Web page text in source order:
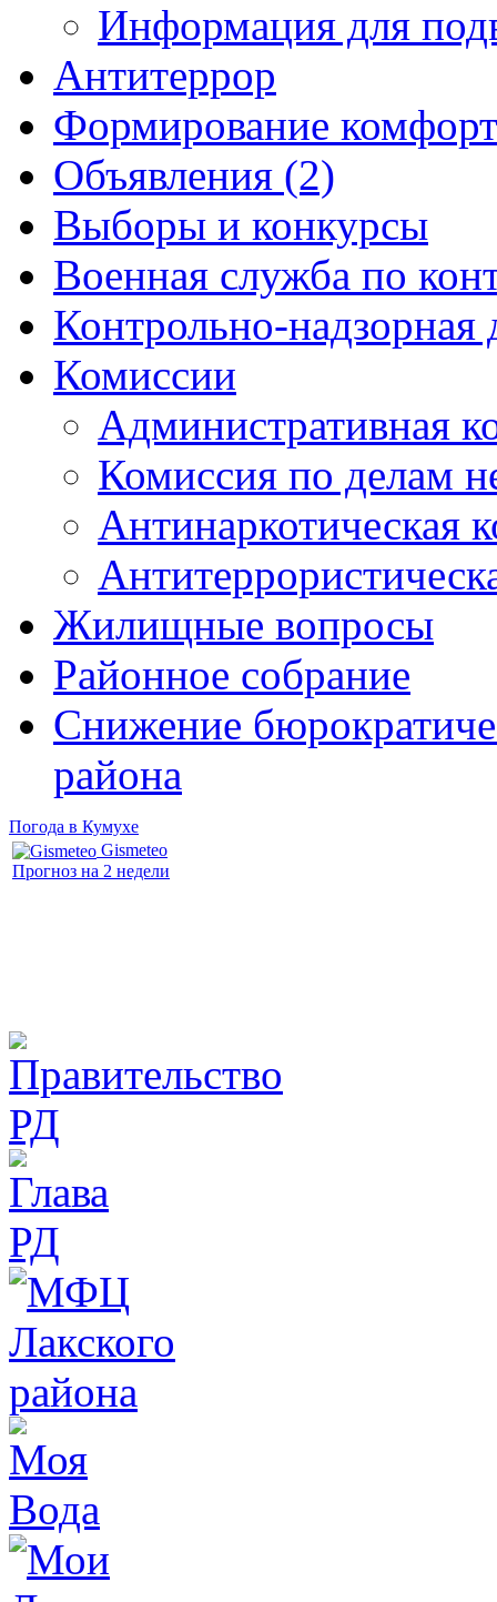
Информация для
Антитеррор
Формирование
Объявления (2)
Выборы и конкурсы
Военная служба по
Контрольно-надзорная
Комиссии
Административная
Комиссия по делам
Антинаркотическая
Жилищные вопросы
Районное собрание
Снижение
района
Погода в Кумухе
Gismeteo
Прогноз на 2 недели